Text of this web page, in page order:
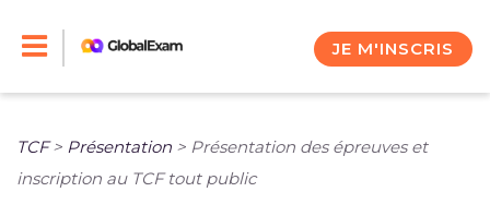
JE M'INSCRIS
TCF> Présentation > Présentation des épreuves et
inscription au TCF tout public